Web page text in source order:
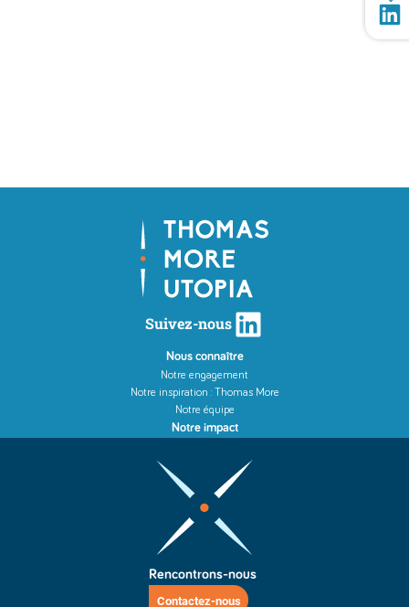
Suivez-nous
Nous connaître
Notre engagement
Notre inspiration : Thomas More
Notre équipe
Notre impact
Rencontrons-nous
Contactez-nous